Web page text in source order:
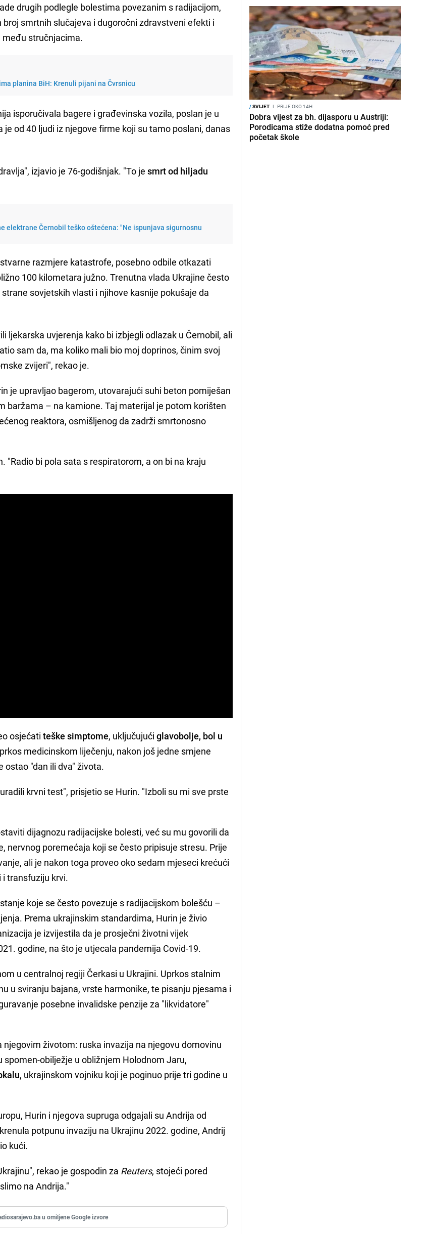
drugih podlegle bolestima povezanim s radijacijom,
smrtnih slučajeva i dugoročni zdravstveni efekti i
stručnjacima.
planina BiH: Krenuli pijani na Čvrsnicu
isporučivala bagere i građevinska vozila, poslan je u
je od 40 ljudi iz njegove firme koji su tamo poslani, danas
izjavio je 76-godišnjak. "To jesmrt od hiljadu
elektrane Černobil teško oštećena: "Ne ispunjava sigurnosnu
razmjere katastrofe, posebno odbile otkazati
100 kilometara južno. Trenutna vlada Ukrajine često
sovjetskih vlasti i njihove kasnije pokušaje da
ljekarska uvjerenja kako bi izbjegli odlazak u Černobil, ali
sam da, ma koliko mali bio moj doprinos, činim svoj
zvijeri", rekao je.
je upravljao bagerom, utovarajući suhi beton pomiješan
baržama – na kamione. Taj materijal je potom korišten
reaktora, osmišljenog da zadrži smrtonosno
"Radio bi pola sata s respiratorom, a on bi na kraju
osjećatiteške simptome, uključujućiglavobolje, bol u
medicinskom liječenju, nakon još jedne smjene
ostao "dan ili dva" života.
krvni test", prisjetio se Hurin. "Izboli su mi sve prste
dijagnozu radijacijske bolesti, već su mu govorili da
nervnog poremećaja koji se često pripisuje stresu. Prije
ali je nakon toga proveo oko sedam mjeseci krećući
transfuziju krvi.
koje se često povezuje s radijacijskom bolešću –
Prema ukrajinskim standardima, Hurin je živio
je izvijestila da je prosječni životni vijek
godine, na što je utjecala pandemija Covid-19.
u centralnoj regiji Čerkasi u Ukrajini. Uprkos stalnim
u sviranju bajana, vrste harmonike, te pisanju pjesama i
posebne invalidske penzije za "likvidatore"
životom: ruska invazija na njegovu domovinu
spomen-obilježje u obližnjem Holodnom Jaru,
, ukrajinskom vojniku koji je poginuo prije tri godine u
Hurin i njegova supruga odgajali su Andrija od
potpunu invaziju na Ukrajinu 2022. godine, Andrij
kući.
rekao je gospodin za Reuters, stojeći pored
na Andrija."
u omiljene Google izvore
/SVIJET I PRIJE OKO 14H
Dobra vijest za bh. dijasporu u Austriji:
Porodicama stiže dodatna pomoć pred
početak škole